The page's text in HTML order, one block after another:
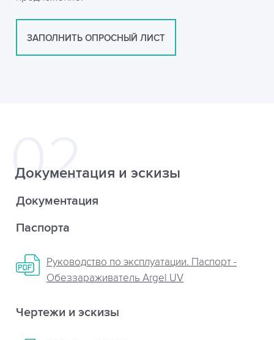
ЗАПОЛНИТЬ ОПРОСНЫЙ ЛИСТ
Документация и эскизы
Документация
Паспорта
Руководство по эксплуатации. Паспорт -
Обеззараживатель Argel UV
Чертежи и эскизы